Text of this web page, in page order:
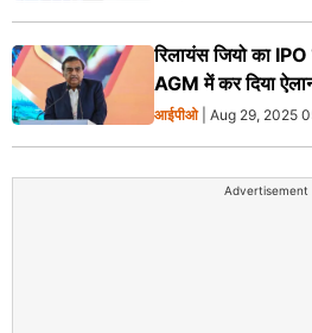
रिलायंस जियो का
AGM में कर दिया
आईपीओ| Aug 29, 2025
Advertisement